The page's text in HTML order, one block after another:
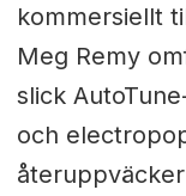
kommersiellt
Meg Remy
slick
och